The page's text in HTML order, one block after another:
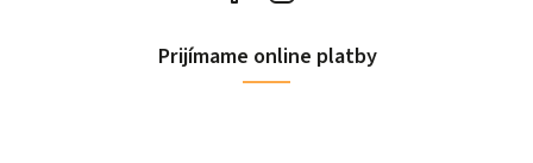
Prijímame online platby